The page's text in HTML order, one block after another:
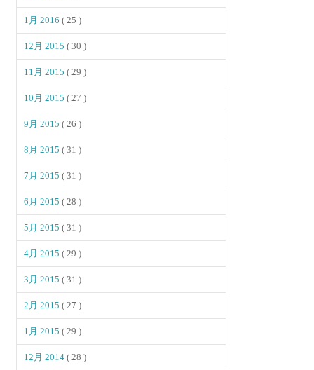
1月 2016( 25 )
12月 2015( 30 )
11月 2015( 29 )
10月 2015( 27 )
9月 2015( 26 )
8月 2015( 31 )
7月 2015( 31 )
6月 2015( 28 )
5月 2015( 31 )
4月 2015( 29 )
3月 2015( 31 )
2月 2015( 27 )
1月 2015( 29 )
12月 2014( 28 )